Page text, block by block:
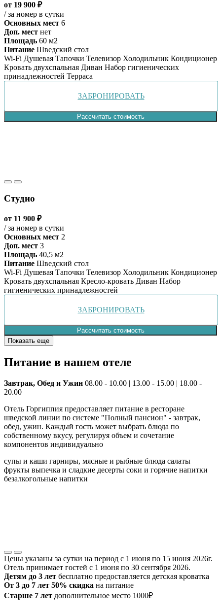
от 19 900 ₽
/ за номер в сутки
Основных мест 6
Доп. мест нет
Площадь 60 м2
Питание Шведский стол
Wi-Fi Душевая Тапочки Телевизор Холодильник Кондиционер
Кровать двухспальная Диван Набор гигиенических
принадлежностей Терраса
ЗАБРОНИРОВАТЬ
Рассчитать стоимость
Студио
от 11 900 ₽
/ за номер в сутки
Основных мест 2
Доп. мест 3
Площадь 40,5 м2
Питание Шведский стол
Wi-Fi Душевая Тапочки Телевизор Холодильник Кондиционер
Кровать двухспальная Кресло-кровать Диван Набор
гигиенических принадлежностей
ЗАБРОНИРОВАТЬ
Рассчитать стоимость
Показать еще
Питание в нашем отеле
Завтрак, Обед и Ужин 08.00 - 10.00 | 13.00 - 15.00 | 18.00 -
20.00
Отель Горгиппия предоставляет питание в ресторане
шведской линии по системе "Полный пансион" - завтрак,
обед, ужин. Каждый гость может выбрать блюда по
собственному вкусу, регулируя объем и сочетание
компонентов индивидуально
супы и каши гарниры, мясные и рыбные блюда салаты
фрукты выпечка и сладкие десерты соки и горячие напитки
безалкогольные напитки
Цены указаны за сутки на период с 1 июня по 15 июня 2026г.
Отель принимает гостей с 1 июня по 30 сентября 2026.
Детям до 3 лет бесплатно предоставляется детская кроватка
От 3 до 7 лет 50% скидка на питание
Старше 7 лет дополнительное место 1000₽